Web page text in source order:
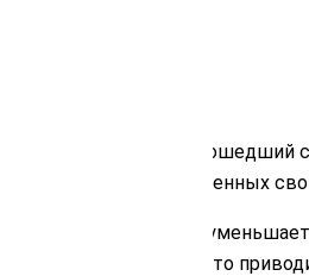
для облицовки, прошедший
древесине ряд ценных
за счет чего
основу древесины, что